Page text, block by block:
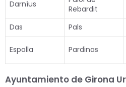
Darníus
Rebardit
Das Pals
Espolla Pardinas
Ayuntamiento de Girona